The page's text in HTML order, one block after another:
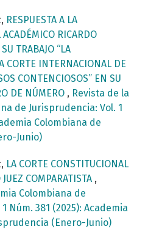
RESPUESTA A LA
RICARDO
TRABAJO “LA
CORTE INTERNACIONAL DE
CONTENCIOSOS” EN SU
DE NÚMERO , Revista de la
de Jurisprudencia: Vol. 1
Colombiana de
Junio)
LA CORTE CONSTITUCIONAL
COMPARATISTA ,
Colombiana de
Núm. 381 (2025): Academia
(Enero-Junio)